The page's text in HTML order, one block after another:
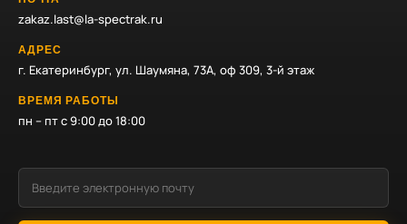
zakaz.last@la-spectrak.ru
АДРЕС
г. Екатеринбург, ул. Шаумяна, 73А, оф 309, 3-й этаж
ВРЕМЯ РАБОТЫ
пн – пт с 9:00 до 18:00